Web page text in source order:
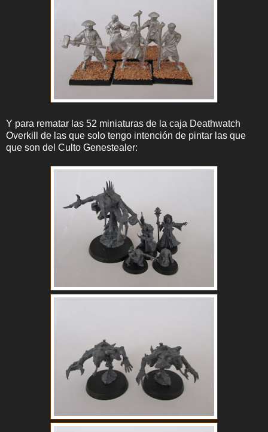
Y para rematar las 52 miniaturas de la caja Deathwatch
Overkill de las que solo tengo intención de pintar las que
que son del Culto Genestealer: